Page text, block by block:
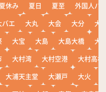
夏休み 夏日 夏至
外国人バ
バエ 大丸 大会 大分
大
大宝 大島 大島大橋
大
大村湾 大村空港
大村高校
大浦天主堂 大瀬戸 大火